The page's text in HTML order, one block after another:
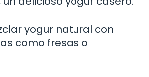
yogur natural con
como fresas o